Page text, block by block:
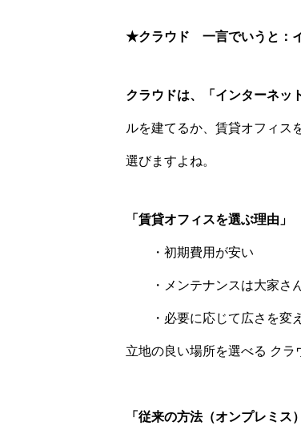
★クラウド 一言でいうと：
クラウドは、「インターネッ
ルを建てるか、賃貸オフィス
選びますよね。
「賃貸オフィスを選ぶ理由」
・初期費用が安い
・メンテナンスは大家さ
・必要に応じて広さを変
立地の良い場所を選べる クラ
「従来の方法（オンプレミス